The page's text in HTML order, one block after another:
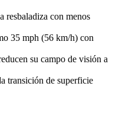
resbaladiza con menos
35 mph (56 km/h) con
su campo de visión a
transición de superficie